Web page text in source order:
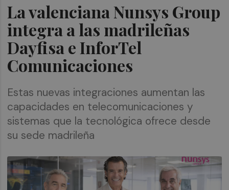
La valenciana Nunsys Group
integra a las madrileñas
Dayfisa e InforTel
Comunicaciones
Estas nuevas integraciones aumentan las
capacidades en telecomunicaciones y
sistemas que la tecnológica ofrece desde
su sede madrileña